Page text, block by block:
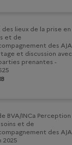
des lieux de la prise en
et de
des AJA
et discussion avec
prenantes -
BVA/INCa Perception
et de
des AJA
2025